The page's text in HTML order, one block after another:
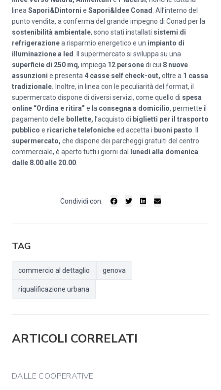
linea Sapori&Dintorni e Sapori&Idee Conad . All’interno del
punto vendita, a conferma del grande impegno di Conad per la
sostenibilità ambientale, sono stati installati sistemi di
refrigerazionea risparmio energetico e un impianto di
illuminazione a led
. Il supermercato si sviluppa su una
superficie di 250 mq, impiega 12 personedi cui 8 nuove
assunzioni e presenta 4 casse self check-out, oltre a 1 cassa
tradizionale. Inoltre, in linea con le peculiarità del format, il
supermercato dispone di diversi servizi, come quello di spesa
online “Ordina e ritira” e la consegna a domicilio, permette il
pagamento delle bollette, l’acquisto di biglietti per il trasporto
pubblico e ricariche telefonicheed accetta i buoni pasto
supermercato, che dispone dei parcheggi gratuiti del centro
commerciale, è aperto tutti i giorni dal
lunedì alla domenica
dalle 8.00 alle 20.00
Condividi con:
TAG
commercio al dettaglio genova
riqualificazione urbana
ARTICOLI CORRELATI
DALLE COOPERATIVE